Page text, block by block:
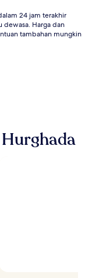
24 jam terakhir
dewasa. Harga dan
tambahan mungkin